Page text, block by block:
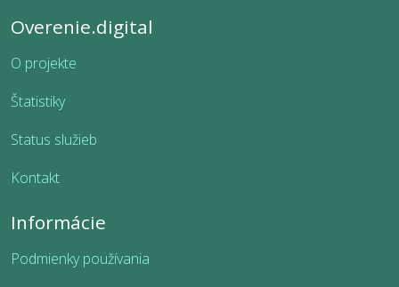
Overenie.digital
O projekte
Štatistiky
Status služieb
Kontakt
Informácie
Podmienky používania